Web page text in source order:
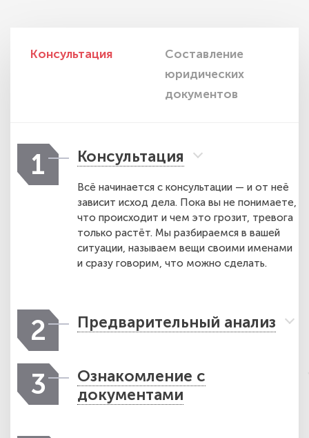
Консультация
Составление
юридических
документов
1 Консультация
Всё начинается с консультации — и от неё
зависит исход дела. Пока вы не понимаете,
что происходит и чем это грозит, тревога
только растёт. Мы разбираемся в вашей
ситуации, называем вещи своими именами
и сразу говорим, что можно сделать.
2 Предварительный анализ
3
Ознакомление с
документами